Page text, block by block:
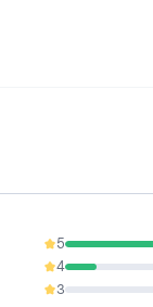
5
84.09%
4
15.91%
3
0%